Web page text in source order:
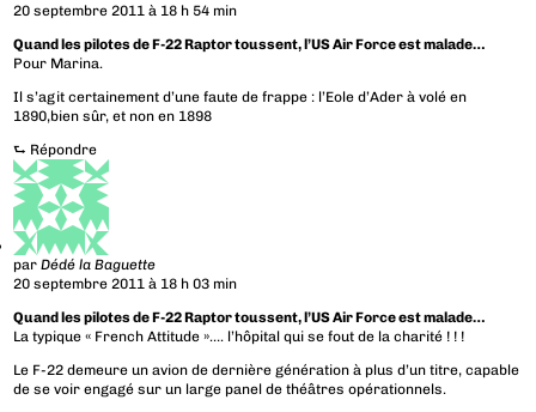
20 septembre 2011 à 18 h 54 min
Quand les pilotes de F-22 Raptor toussent, l’US Air Force est malade…
Pour Marina.
Il s’agit certainement d’une faute de frappe : l’Eole d’Ader à volé en
1890,bien sûr, et non en 1898
⮑ Répondre
parDédé la Baguette
20 septembre 2011 à 18 h 03 min
Quand les pilotes de F-22 Raptor toussent, l’US Air Force est malade…
La typique « French Attitude »…. l’hôpital qui se fout de la charité ! ! !
Le F-22 demeure un avion de dernière génération à plus d’un titre, capable
de se voir engagé sur un large panel de théâtres opérationnels.